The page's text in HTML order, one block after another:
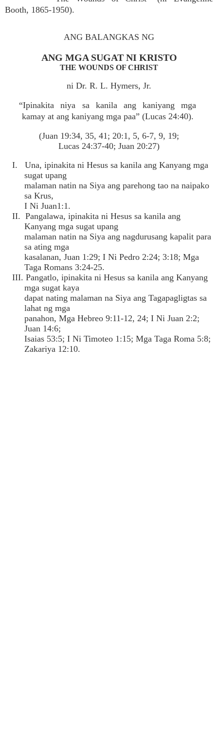
Booth, 1865-1950).
ANG BALANGKAS NG
ANG MGA SUGAT NI KRISTO
THE WOUNDS OF CHRIST
ni Dr. R. L. Hymers, Jr.
“Ipinakita niya sa kanila ang kaniyang mga
kamay at ang kaniyang mga paa” (Lucas 24:40).
(Juan 19:34, 35, 41; 20:1, 5, 6-7, 9, 19;
Lucas 24:37-40; Juan 20:27)
I. Una, ipinakita ni Hesus sa kanila ang Kanyang mga
sugat upang
malaman natin na Siya ang parehong tao na naipako
sa Krus,
I Ni Juan1:1.
II. Pangalawa, ipinakita ni Hesus sa kanila ang
Kanyang mga sugat upang
malaman natin na Siya ang nagdurusang kapalit para
sa ating mga
kasalanan, Juan 1:29; I Ni Pedro 2:24; 3:18; Mga
Taga Romans 3:24-25.
III. Pangatlo, ipinakita ni Hesus sa kanila ang Kanyang
mga sugat kaya
dapat nating malaman na Siya ang Tagapagligtas sa
lahat ng mga
panahon, Mga Hebreo 9:11-12, 24; I Ni Juan 2:2;
Juan 14:6;
Isaias 53:5; I Ni Timoteo 1:15; Mga Taga Roma 5:8;
Zakariya 12:10.